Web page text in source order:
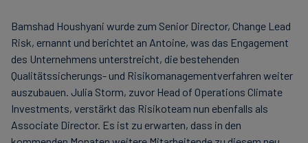
Bamshad Houshyani wurde zum Senior Director, Change Lead
Risk, ernannt und berichtet an Antoine, was das Engagement
des Unternehmens unterstreicht, die bestehenden
Qualitätssicherungs- und Risikomanagementverfahren weiter
auszubauen. Julia Storm, zuvor Head of Operations Climate
Investments, verstärkt das Risikoteam nun ebenfalls als
Associate Director. Es ist zu erwarten, dass in den